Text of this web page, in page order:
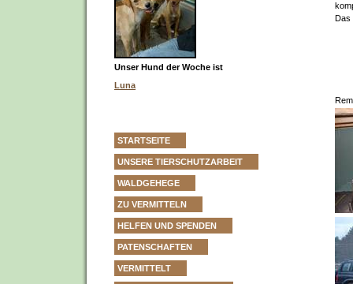
Unser Hund der Woche ist
Luna
STARTSEITE
UNSERE TIERSCHUTZARBEIT
WALDGEHEGE
ZU VERMITTELN
HELFEN UND SPENDEN
PATENSCHAFTEN
VERMITTELT
Das